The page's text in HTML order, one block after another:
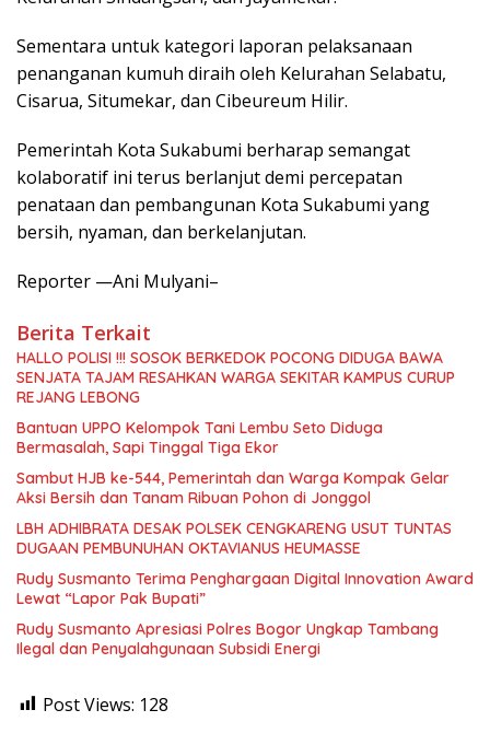
Sementara untuk kategori laporan pelaksanaan
penanganan kumuh diraih oleh Kelurahan Selabatu,
Cisarua, Situmekar, dan Cibeureum Hilir.
Pemerintah Kota Sukabumi berharap semangat
kolaboratif ini terus berlanjut demi percepatan
penataan dan pembangunan Kota Sukabumi yang
bersih, nyaman, dan berkelanjutan.
Reporter —Ani Mulyani–
Berita Terkait
HALLO POLISI !!! SOSOK BERKEDOK POCONG DIDUGA BAWA
SENJATA TAJAM RESAHKAN WARGA SEKITAR KAMPUS CURUP
REJANG LEBONG
Bantuan UPPO Kelompok Tani Lembu Seto Diduga
Bermasalah, Sapi Tinggal Tiga Ekor
Sambut HJB ke-544, Pemerintah dan Warga Kompak Gelar
Aksi Bersih dan Tanam Ribuan Pohon di Jonggol
LBH ADHIBRATA DESAK POLSEK CENGKARENG USUT TUNTAS
DUGAAN PEMBUNUHAN OKTAVIANUS HEUMASSE
Rudy Susmanto Terima Penghargaan Digital Innovation Award
Lewat “Lapor Pak Bupati”
Rudy Susmanto Apresiasi Polres Bogor Ungkap Tambang
Ilegal dan Penyalahgunaan Subsidi Energi
Post Views: 128